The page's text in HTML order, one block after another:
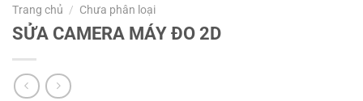
Trang chủ / Chưa phân loại
SỬA CAMERA MÁY ĐO 2D